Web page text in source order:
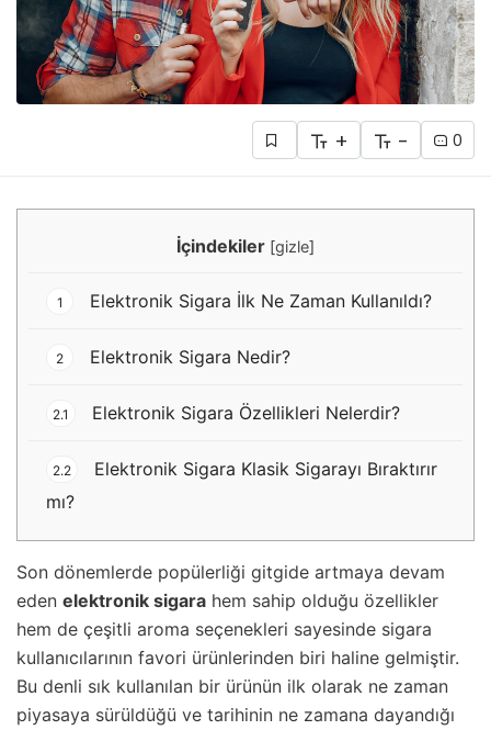
+ - 0
İçindekiler [gizle]
1 Elektronik Sigara İlk Ne Zaman Kullanıldı?
2 Elektronik Sigara Nedir?
2.1 Elektronik Sigara Özellikleri Nelerdir?
2.2
Elektronik Sigara Klasik Sigarayı Bıraktırır
mı?
Son dönemlerde popülerliği gitgide artmaya devam
eden elektronik sigara hem sahip olduğu özellikler
hem de çeşitli aroma seçenekleri sayesinde sigara
kullanıcılarının favori ürünlerinden biri haline gelmiştir.
Bu denli sık kullanılan bir ürünün ilk olarak ne zaman
piyasaya sürüldüğü ve tarihinin ne zamana dayandığı